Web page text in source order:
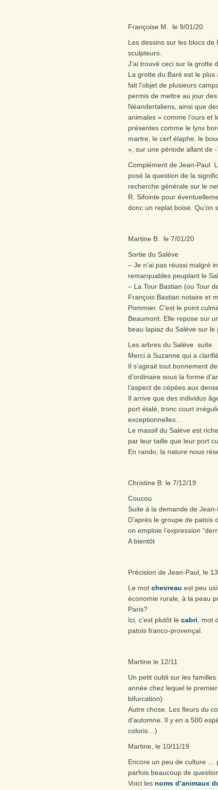
Françoise M. le 9/01/20
Les dessins sur les blocs
sculpteurs.
J’ai trouvé ceci sur la grotte
La grotte du Baré est le
fait l’objet de plusieurs
permis de mettre au jour
Néandertaliens, ainsi que
animales « comme l’ours et
présentes comme le lynx
martre, le cerf élaphe, le
», sur une période allant de
Complément de Jean-Paul
posé la question de la
recherche générale sur le
R. Sifointe pour
donc un replat boisé. Qu’on
Martine B. le 7/01/20
Sortie du Salève
– Je n’ai pas réussi malgré
remarquables peuplant le
– La Tour Bastian (ou Tour
François Bastian notaire et
Pommier. C’est le point
Beaumont. Elle repose sur
beau lapiaz du Salève sur
Les arbres du Salève suite
Merci à Suzanne qui a
Il s’agirait tout bonnement
d’ordinaire sous la forme
l’aspect de cépées aux
Il arrive que des individus
port étalé, tronc court
exceptionnelles…
Le massif du Salève est
par leur taille que leur port
En rando, la nature nous
Christine B. le 7/12/19
Coucou
Suite à la demande de Jean-
D’après le groupe de patois
on emploie l’expression
A bientôt
Précision de Jean-Paul, le
Le mot chevreau est peu
économie rurale, à la peau
Paris?
Ici, c’est plutôt le cabri , mot
patois franco-provençal.
Martine le 12/11
Un petit oubli sur les
année chez lequel le
bifurcation)
Autre chose. Les fleurs du
d’automne. Il y en a 500
coloris…)
Martine, le 10/11/19
Encore un peu de culture …
parfois beaucoup de
Voici les noms d’animaux